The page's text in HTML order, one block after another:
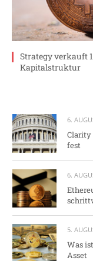
Strategy verkauft
Kapitalstruktur
6.
Clarity
fest
6.
5.
Was
Asset